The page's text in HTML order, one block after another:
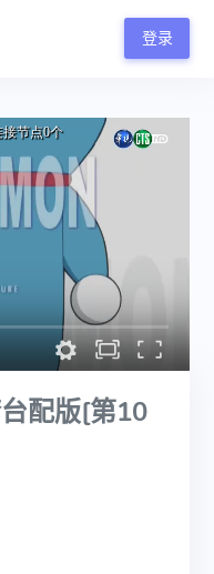
登录
配版[第10